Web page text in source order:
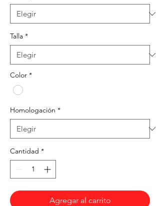
Talla *
Color *
Homologación *
Cantidad *
Agregar al carrito